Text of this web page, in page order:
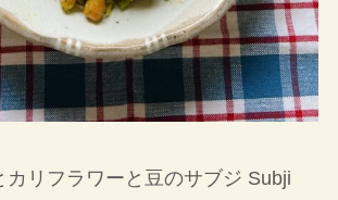
カリフラワーと豆のサブジ Subji